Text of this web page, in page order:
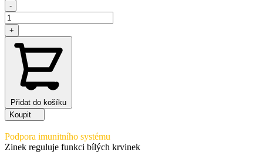
-
Zinek
Bisglycinát,
15
mg,
kapslí
podporující
zdravou
pokožku
a
imunitní
systém
množství
+
Přidat do košíku
Koupit
Podpora imunitního systému
Zinek reguluje funkci bílých krvinek